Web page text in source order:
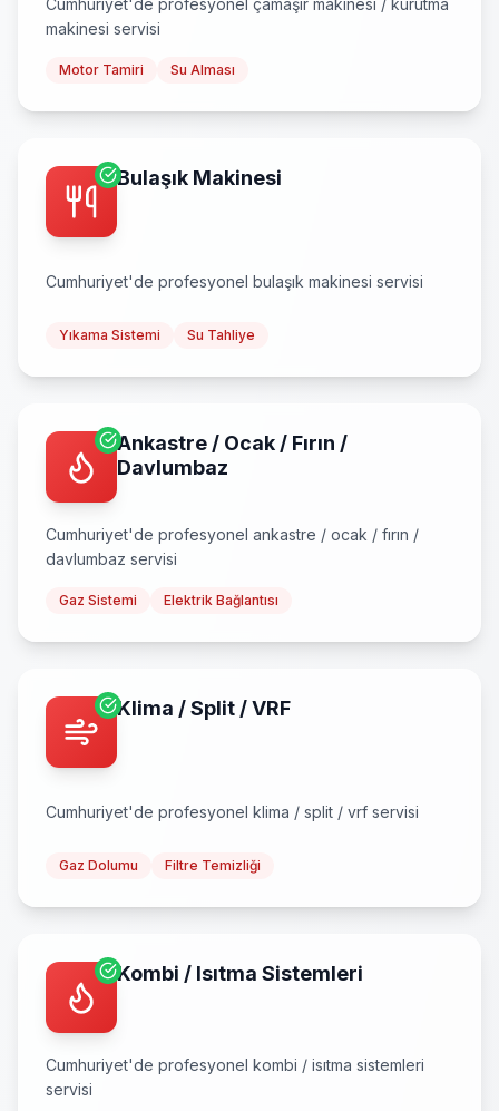
Cumhuriyet'de profesyonel çamaşır makinesi / kurutma
makinesi servisi
Motor Tamiri Su Alması
Bulaşık Makinesi
Cumhuriyet'de profesyonel bulaşık makinesi servisi
Yıkama Sistemi Su Tahliye
Ankastre / Ocak / Fırın /
Davlumbaz
Cumhuriyet'de profesyonel ankastre / ocak / fırın /
davlumbaz servisi
Gaz Sistemi Elektrik Bağlantısı
Klima / Split / VRF
Cumhuriyet'de profesyonel klima / split / vrf servisi
Gaz Dolumu Filtre Temizliği
Kombi / Isıtma Sistemleri
Cumhuriyet'de profesyonel kombi / isıtma sistemleri
servisi